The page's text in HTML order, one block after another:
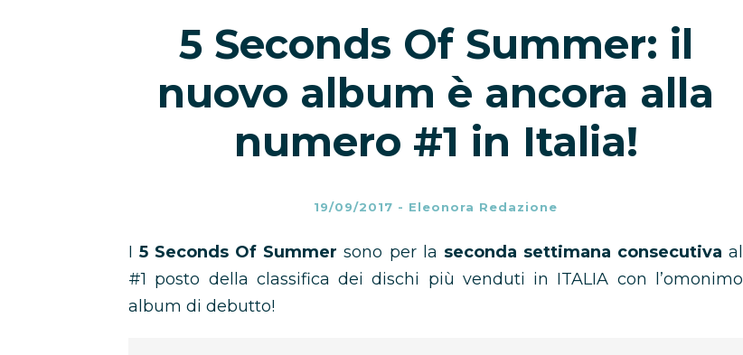
5 Seconds Of Summer: il
nuovo album è ancora alla
numero #1 in Italia!
19/09/2017 - Eleonora Redazione
I5 Seconds Of Summer sono per la seconda settimana consecutiva al
#1 posto della classifica dei dischi più venduti in ITALIA con l’omonimo
album di debutto!